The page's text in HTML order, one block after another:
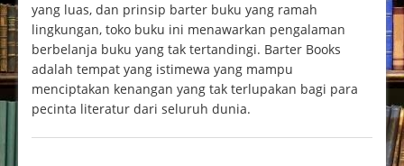
yang luas, dan prinsip barter buku yang ramah
lingkungan, toko buku ini menawarkan pengalaman
berbelanja buku yang tak tertandingi. Barter Books
adalah tempat yang istimewa yang mampu
menciptakan kenangan yang tak terlupakan bagi para
pecinta literatur dari seluruh dunia.